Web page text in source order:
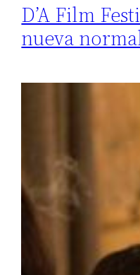
D’A Film
nueva